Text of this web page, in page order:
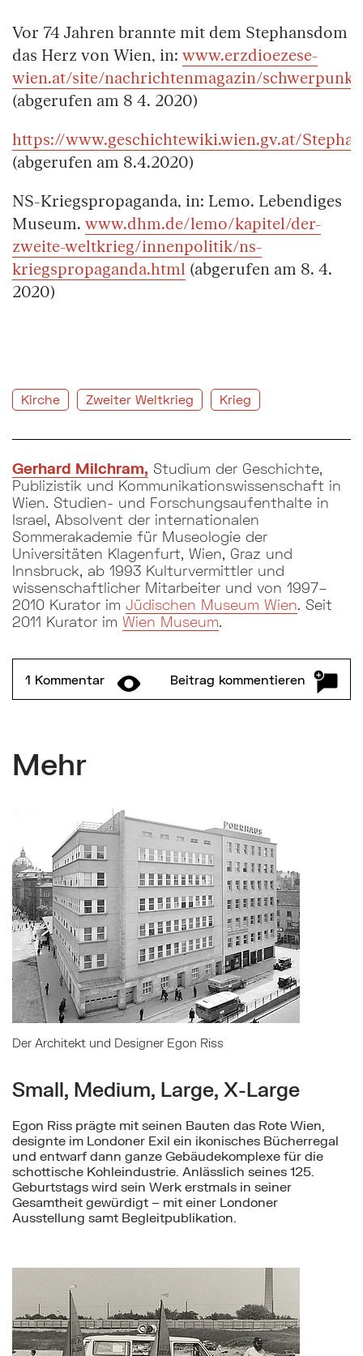
Vor 74 Jahren brannte mit dem Stephansdom
das Herz von Wien, in: www.erzdioezese-
wien.at/site/nachrichtenmagazin/
(abgerufen am 8 4. 2020)
https://www.geschichtewiki.wien.gv.at/
(abgerufen am 8.4.2020)
NS-Kriegspropaganda, in: Lemo. Lebendiges
Museum. www.dhm.de/lemo/kapitel/der-
zweite-weltkrieg/innenpolitik/ns-
kriegspropaganda.html (abgerufen am 8. 4.
2020)
Kirche Zweiter Weltkrieg Krieg
Gerhard Milchram, Studium der Geschichte,
Publizistik und Kommunikationswissenschaft in
Wien. Studien- und Forschungsaufenthalte in
Israel, Absolvent der internationalen
Sommerakademie für Museologie der
Universitäten Klagenfurt, Wien, Graz und
Innsbruck, ab 1993 Kulturvermittler und
wissenschaftlicher Mitarbeiter und von 1997–
2010 Kurator im Jüdischen Museum Wien. Seit
2011 Kurator im Wien Museum.
1 Kommentar Beitrag kommentieren
Formular und Kommentare ein-/ausklappen
Mehr
Der Architekt und Designer Egon Riss
Small, Medium, Large, X-Large
Egon Riss prägte mit seinen Bauten das Rote Wien,
designte im Londoner Exil ein ikonisches Bücherregal
und entwarf dann ganze Gebäudekomplexe für die
schottische Kohleindustrie. Anlässlich seines 125.
Geburtstags wird sein Werk erstmals in seiner
Gesamtheit gewürdigt – mit einer Londoner
Ausstellung samt Begleitpublikation.
Mehr zu: Der Architekt und Designer Egon Riss
Mehr zu: Impressionen von der Großbaustelle